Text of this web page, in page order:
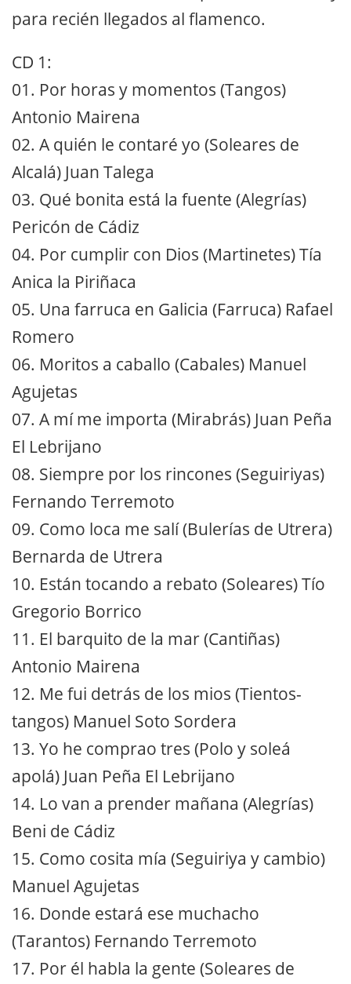
para recién llegados al flamenco.
CD 1:
01. Por horas y momentos (Tangos)
Antonio Mairena
02. A quién le contaré yo (Soleares de
Alcalá) Juan Talega
03. Qué bonita está la fuente (Alegrías)
Pericón de Cádiz
04. Por cumplir con Dios (Martinetes) Tía
Anica la Piriñaca
05. Una farruca en Galicia (Farruca) Rafael
Romero
06. Moritos a caballo (Cabales) Manuel
Agujetas
07. A mí me importa (Mirabrás) Juan Peña
El Lebrijano
08. Siempre por los rincones (Seguiriyas)
Fernando Terremoto
09. Como loca me salí (Bulerías de Utrera)
Bernarda de Utrera
10. Están tocando a rebato (Soleares) Tío
Gregorio Borrico
11. El barquito de la mar (Cantiñas)
Antonio Mairena
12. Me fui detrás de los mios (Tientos-
tangos) Manuel Soto Sordera
13. Yo he comprao tres (Polo y soleá
apolá) Juan Peña El Lebrijano
14. Lo van a prender mañana (Alegrías)
Beni de Cádiz
15. Como cosita mía (Seguiriya y cambio)
Manuel Agujetas
16. Donde estará ese muchacho
(Tarantos) Fernando Terremoto
17. Por él habla la gente (Soleares de